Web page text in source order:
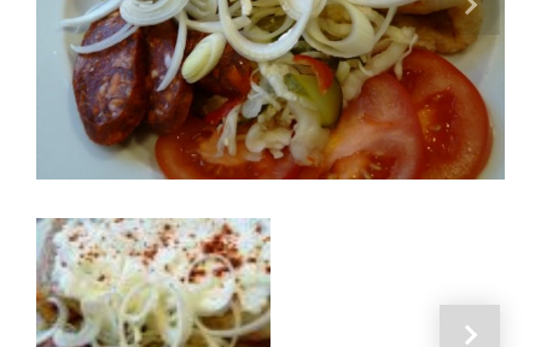
Next